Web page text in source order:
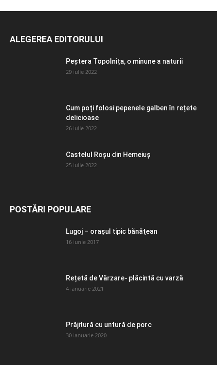
ALEGEREA EDITORULUI
Peștera Topolnița, o minune a naturii
29 iulie 2022
Cum poți folosi pepenele galben în rețete
delicioase
26 iulie 2022
Castelul Roșu din Hemeiuș
25 iulie 2022
POSTĂRI POPULARE
Lugoj – orașul tipic bănăţean
16 iunie 2017
Rețetă de Vărzare- plăcintă cu varză
4 ianuarie 2021
Prăjitură cu untură de porc
30 ianuarie 2020